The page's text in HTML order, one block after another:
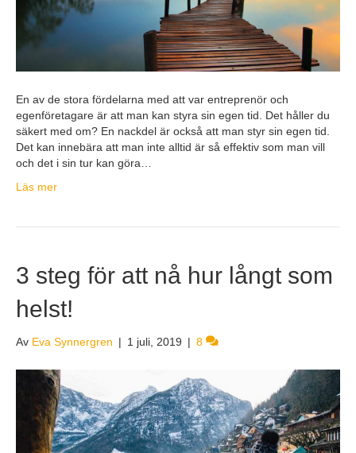
En av de stora fördelarna med att var entreprenör och
egenföretagare är att man kan styra sin egen tid. Det håller du
säkert med om? En nackdel är också att man styr sin egen tid.
Det kan innebära att man inte alltid är så effektiv som man vill
och det i sin tur kan göra…
Läs mer
3 steg för att nå hur långt som
helst!
Av Eva Synnergren | 1 juli, 2019 | 8